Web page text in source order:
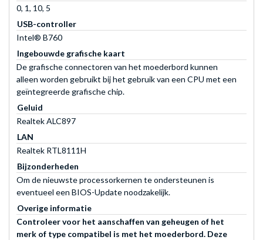
0, 1, 10, 5
USB-controller
Intel® B760
Ingebouwde grafische kaart
De grafische connectoren van het moederbord kunnen
alleen worden gebruikt bij het gebruik van een CPU met een
geïntegreerde grafische chip.
Geluid
Realtek ALC897
LAN
Realtek RTL8111H
Bijzonderheden
Om de nieuwste processorkernen te ondersteunen is
eventueel een BIOS-Update noodzakelijk.
Overige informatie
Controleer voor het aanschaffen van geheugen of het
merk of type compatibel is met het moederbord. Deze